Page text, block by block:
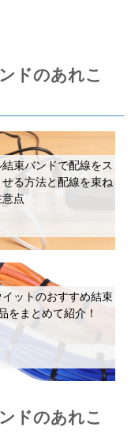
ドのあれこ
束バンドで配線をス
せる方法と配線を束ね
点
ットのおすすめ結束
をまとめて紹介！
ドのあれこ